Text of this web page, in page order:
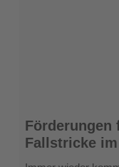
Förderungen
für
Kommunen:
Fallstricke
Förderungen
Fallstricke